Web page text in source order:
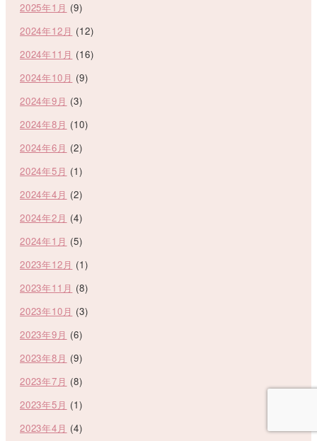
2025年1月 (9)
2024年12月 (12)
2024年11月 (16)
2024年10月 (9)
2024年9月 (3)
2024年8月 (10)
2024年6月 (2)
2024年5月 (1)
2024年4月 (2)
2024年2月 (4)
2024年1月 (5)
2023年12月 (1)
2023年11月 (8)
2023年10月 (3)
2023年9月 (6)
2023年8月 (9)
2023年7月 (8)
2023年5月 (1)
2023年4月 (4)